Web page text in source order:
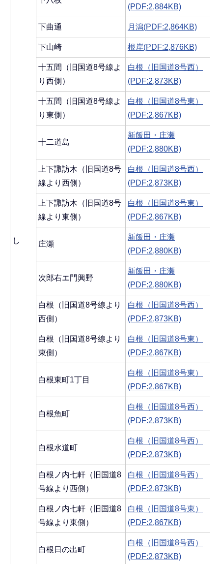
し
(PDF:2,884KB)
下曲通 月潟(PDF:2,864KB)
下山崎 根岸(PDF:2,876KB)
十五間（旧国道8号線よ
り西側）
白根（旧国道8号西）
(PDF:2,873KB)
十五間（旧国道8号線よ
り東側）
白根（旧国道8号東）
(PDF:2,867KB)
十二道島
新飯田・庄瀬
(PDF:2,880KB)
上下諏訪木（旧国道8号
線より西側）
白根（旧国道8号西）
(PDF:2,873KB)
上下諏訪木（旧国道8号
線より東側）
白根（旧国道8号東）
(PDF:2,867KB)
庄瀬
新飯田・庄瀬
(PDF:2,880KB)
次郎右エ門興野
新飯田・庄瀬
(PDF:2,880KB)
白根（旧国道8号線より
西側）
白根（旧国道8号西）
(PDF:2,873KB)
白根（旧国道8号線より
東側）
白根（旧国道8号東）
(PDF:2,867KB)
白根東町1丁目
白根（旧国道8号東）
(PDF:2,867KB)
白根魚町
白根（旧国道8号西）
(PDF:2,873KB)
白根水道町
白根（旧国道8号西）
(PDF:2,873KB)
白根ノ内七軒（旧国道8
号線より西側）
白根（旧国道8号西）
(PDF:2,873KB)
白根ノ内七軒（旧国道8
号線より東側）
白根（旧国道8号東）
(PDF:2,867KB)
白根日の出町
白根（旧国道8号西）
(PDF:2,873KB)